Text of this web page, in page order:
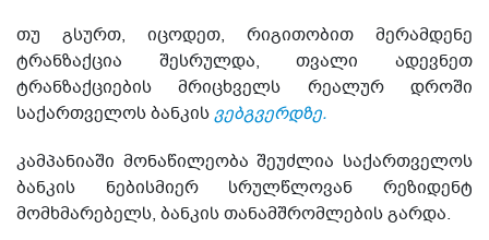
თუ გსურთ, იცოდეთ, რიგითობით მერამდენე
ტრანზაქცია შესრულდა, თვალი ადევნეთ
ტრანზაქციების მრიცხველს რეალურ დროში
საქართველოს ბანკისვებგვერდზე.
კამპანიაში მონაწილეობა შეუძლია საქართველოს
ბანკის ნებისმიერ სრულწლოვან რეზიდენტ
მომხმარებელს, ბანკის თანამშრომლების გარდა.